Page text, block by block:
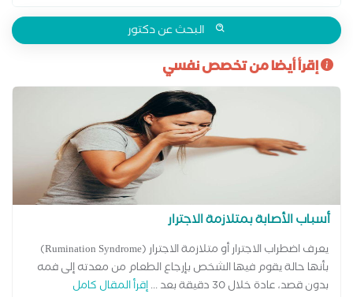
البحث عن دكتور
إقرأ أيضا من تخصص نفسي
أسباب الأصابة بمتلازمة الاجترار
يعرف اضطراب الاجترار أو متلازمة الاجترار (Rumination Syndrome)
بأنها حالة يقوم فيها الشخص بإرجاع الطعام من معدته إلى فمه
بدون قصد، عادة خلال 30 دقيقة بعد ...
إقرأ المقال كامل